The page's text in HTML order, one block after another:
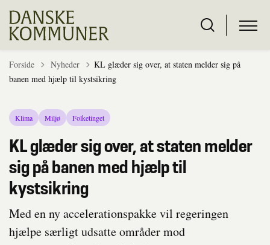
Forside Tilbage til
Nyheder
KL glæder sig over, at staten melder sig på
banen med hjælp til kystsikring
Klima Miljø Folketinget
KL glæder sig over, at staten melder
sig på banen med hjælp til
kystsikring
Med en ny accelerationspakke vil regeringen
hjælpe særligt udsatte områder mod